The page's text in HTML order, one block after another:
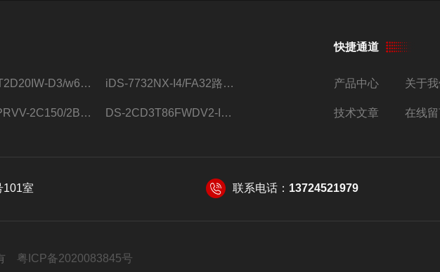
DS-2PT2D20IW-D3/w64路高清硬盘录像机 iDS-7732NX-I4/FA32路监控硬盘录像机
DS-1LPRVV-2C150/2B监控室外夜视高清电源线护套线200米/卷 DS-2CD3T86FWDV2-I8S4g监控摄像头
快捷通道
产品中心 关于
技术文章 在线
101室 联系电话： 13724521979
粤ICP备2020083845号